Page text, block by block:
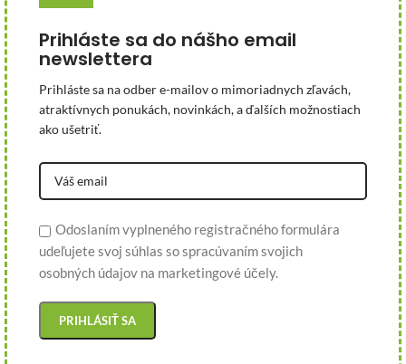
Prihláste sa do nášho email
newslettera
Prihláste sa na odber e-mailov o mimoriadnych zľavách,
atraktívnych ponukách, novinkách, a ďalších možnostiach
ako ušetriť.
Odoslaním vyplneného registračného formulára
udeľujete svoj súhlas so spracúvaním svojich
osobných údajov na marketingové účely.